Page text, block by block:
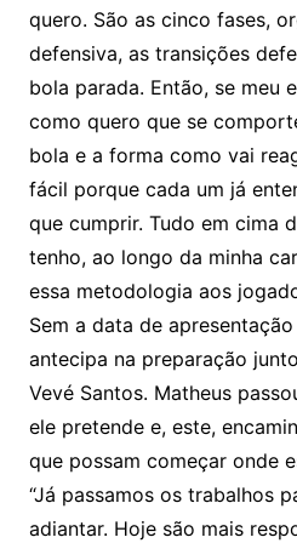
quero. São as cinco fases,
defensiva, as transições
bola parada. Então, se meu
como quero que se
bola e a forma como vai
fácil porque cada um já
que cumprir. Tudo em cima
tenho, ao longo da minha
essa metodologia aos
Sem a data de
antecipa na preparação
Vevé Santos. Matheus
ele pretende e, este,
que possam começar onde
“Já passamos os trabalhos
adiantar. Hoje são mais